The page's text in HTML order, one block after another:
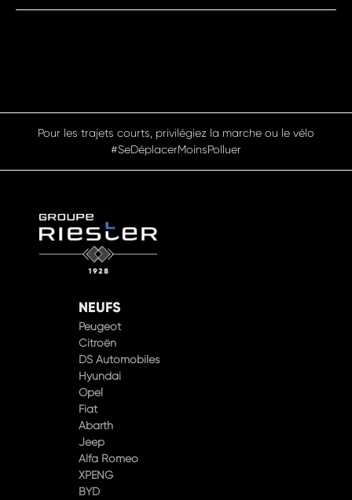
Pour les trajets courts, privilégiez la marche ou le vélo
#SeDéplacerMoinsPolluer
NEUFS
Peugeot
Citroën
DS Automobiles
Hyundai
Opel
Fiat
Abarth
Jeep
Alfa Romeo
XPENG
BYD